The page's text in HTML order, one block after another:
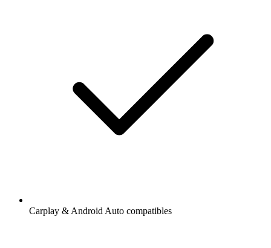
Carplay & Android Auto compatibles